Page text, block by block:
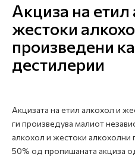
Бизнис заедница
Е-Царина
Контакт
Акциза на етил
жестоки
произведени
дестилерии
Акцизата на етил алкохол и
ги произведува малиот
алкохол и жестоки алкохолни
50% од пропишаната акциза